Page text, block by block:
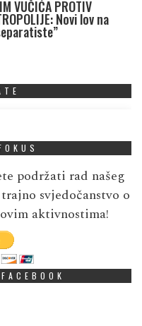
VUČIĆA PROTIV
Novi lov na
podržati rad našeg
svjedočanstvo o
aktivnostima!